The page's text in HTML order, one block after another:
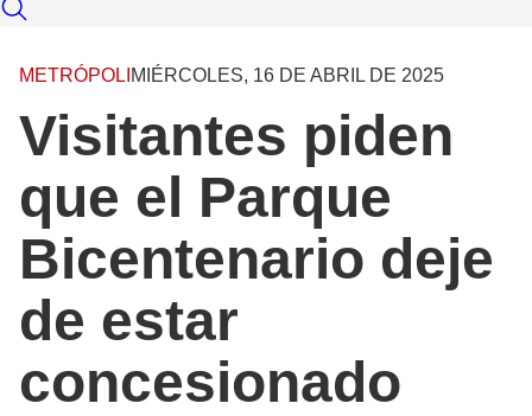
METRÓPOLI MIÉRCOLES, 16 DE ABRIL DE 2025
Visitantes piden
que el Parque
Bicentenario deje
de estar
concesionado